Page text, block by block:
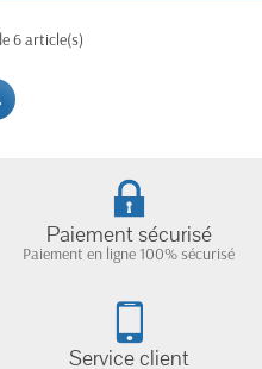
6 article(s)
Paiement sécurisé
Paiement en ligne 100% sécurisé
Service client